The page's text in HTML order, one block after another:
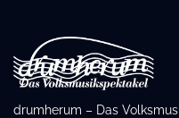
drumherum – Das